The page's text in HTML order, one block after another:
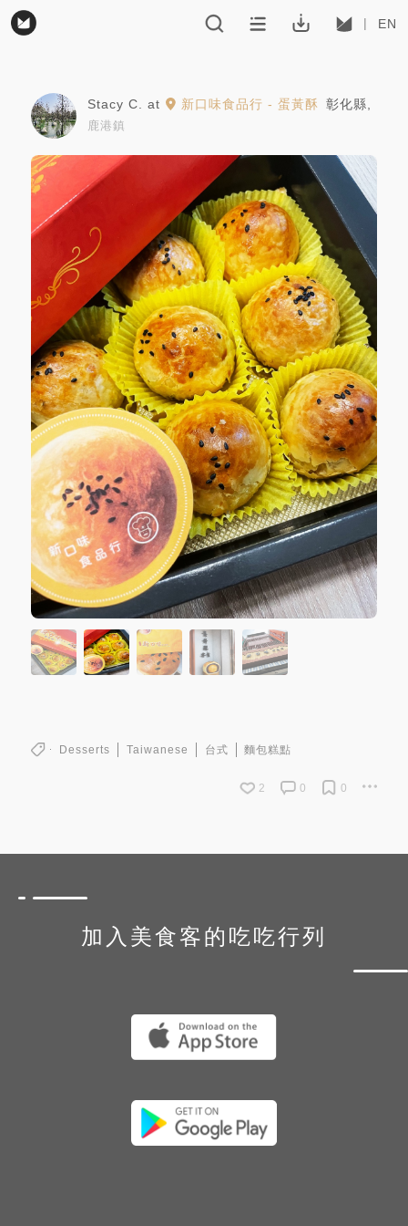
EN
Stacy C. at 新口味食品行 - 蛋黃酥 彰化縣
鹿港鎮
Desserts Taiwanese 台式 麵包糕點
2 0 0
加入美食客的吃吃行列